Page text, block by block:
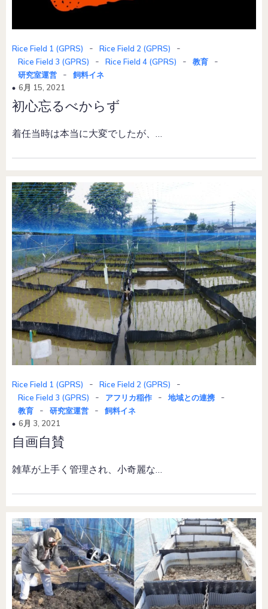
Rice Field 1 (GPRS) - Rice Field 2 (GPRS) -
Rice Field 3 (GPRS) - Rice Field 4 (GPRS) - 教育 -
研究室運営 -
飼料イネ
6月 15, 2021
初心忘るべからず
着任当時は本当に大変でしたが、…
Rice Field 1 (GPRS) - Rice Field 2 (GPRS) -
Rice Field 3 (GPRS) - アフリカ稲作 - 地域との連携 -
教育 - 研究室運営 -
飼料イネ
6月 3, 2021
自画自賛
雑草が上手く管理され、小奇麗な…